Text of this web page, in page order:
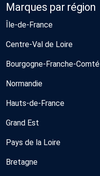
Marques par région
Île-de-France
Centre-Val de Loire
Bourgogne-Franche-Comté
Normandie
Hauts-de-France
Grand Est
Pays de la Loire
Bretagne